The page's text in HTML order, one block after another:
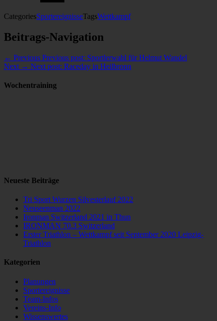
CategoriesSportereignisseTagsWettkampf
Beitrags-Navigation
← Previous Previous post: Sportlerwahl für Helmut Wandel
Next → Next post: Raceday in Heilbronn
Wochentraining
Neueste Beiträge
Tri Sport Wurzen Silvesterlauf 2022
Neuseenman 2022
Ironman Switzerland 2021 in Thun
IRONMAN 70.3 Switzerland
Erster Triathlon – Wettkampf seit September 2020 Leipzig-
Triathlon
Kategorien
Planungen
Sportereignisse
Team-Infos
Vereins-Info
Wissenswertes